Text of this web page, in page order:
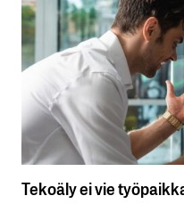
Tekoäly ei vie